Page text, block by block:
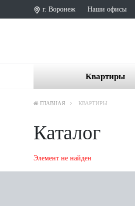
г. Воронеж Наши офисы
Квартиры
ГЛАВНАЯ КВАРТИРЫ
Каталог
Элемент не найден